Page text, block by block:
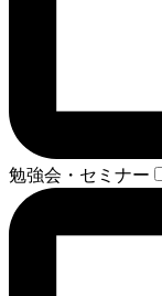
勉強会・セミナー